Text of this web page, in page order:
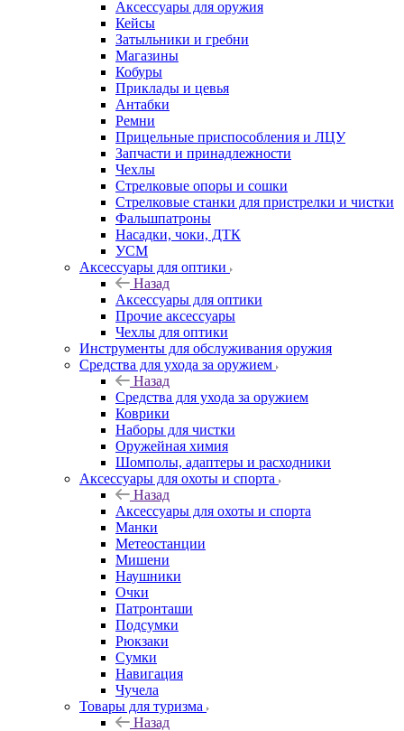
Аксессуары для оружия
Кейсы
Затыльники и гребни
Магазины
Кобуры
Приклады и цевья
Антабки
Ремни
Прицельные приспособления и ЛЦУ
Запчасти и принадлежности
Чехлы
Стрелковые опоры и сошки
Стрелковые станки для пристрелки и чистки
Фальшпатроны
Насадки, чоки, ДТК
УСМ
Аксессуары для оптики
Назад
Аксессуары для оптики
Прочие аксессуары
Чехлы для оптики
Инструменты для обслуживания оружия
Средства для ухода за оружием
Назад
Средства для ухода за оружием
Коврики
Наборы для чистки
Оружейная химия
Шомполы, адаптеры и расходники
Аксессуары для охоты и спорта
Назад
Аксессуары для охоты и спорта
Манки
Метеостанции
Мишени
Наушники
Очки
Патронташи
Подсумки
Рюкзаки
Сумки
Навигация
Чучела
Товары для туризма
Назад